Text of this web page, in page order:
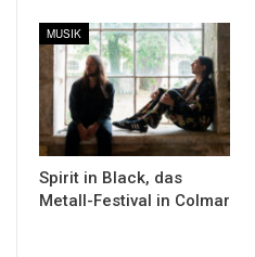
MUSIK
Spirit in Black, das
Metall-Festival in Colmar